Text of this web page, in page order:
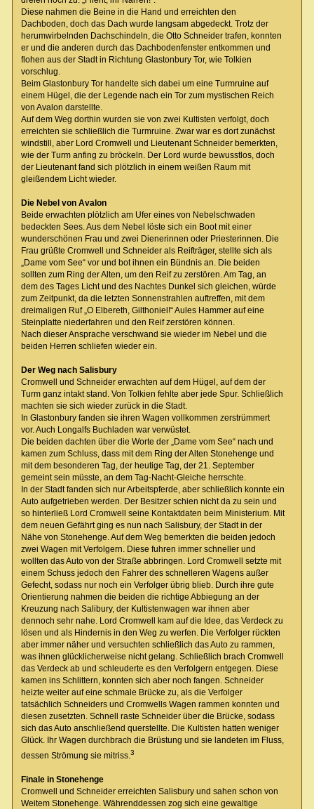
Diese nahmen die Beine in die Hand und erreichten den
Dachboden, doch das Dach wurde langsam abgedeckt. Trotz der
herumwirbelnden Dachschindeln, die Otto Schneider trafen, konnten
er und die anderen durch das Dachbodenfenster entkommen und
flohen aus der Stadt in Richtung Glastonbury Tor, wie Tolkien
vorschlug.
Beim Glastonbury Tor handelte sich dabei um eine Turmruine auf
einem Hügel, die der Legende nach ein Tor zum mystischen Reich
von Avalon darstellte.
Auf dem Weg dorthin wurden sie von zwei Kultisten verfolgt, doch
erreichten sie schließlich die Turmruine. Zwar war es dort zunächst
windstill, aber Lord Cromwell und Lieutenant Schneider bemerkten,
wie der Turm anfing zu bröckeln. Der Lord wurde bewusstlos, doch
der Lieutenant fand sich plötzlich in einem weißen Raum mit
gleißendem Licht wieder.
Die Nebel von Avalon
Beide erwachten plötzlich am Ufer eines von Nebelschwaden
bedeckten Sees. Aus dem Nebel löste sich ein Boot mit einer
wunderschönen Frau und zwei Dienerinnen oder Priesterinnen. Die
Frau grüßte Cromwell und Schneider als Reifträger, stellte sich als
„Dame vom See“ vor und bot ihnen ein Bündnis an. Die beiden
sollten zum Ring der Alten, um den Reif zu zerstören. Am Tag, an
dem des Tages Licht und des Nachtes Dunkel sich gleichen, würde
zum Zeitpunkt, da die letzten Sonnenstrahlen auftreffen, mit dem
dreimaligen Ruf „O Elbereth, Gilthoniel!“ Aules Hammer auf eine
Steinplatte niederfahren und den Reif zerstören können.
Nach dieser Ansprache verschwand sie wieder im Nebel und die
beiden Herren schliefen wieder ein.
Der Weg nach Salisbury
Cromwell und Schneider erwachten auf dem Hügel, auf dem der
Turm ganz intakt stand. Von Tolkien fehlte aber jede Spur. Schließlich
machten sie sich wieder zurück in die Stadt.
In Glastonbury fanden sie ihren Wagen vollkommen zerstrümmert
vor. Auch Longalfs Buchladen war verwüstet.
Die beiden dachten über die Worte der „Dame vom See“ nach und
kamen zum Schluss, dass mit dem Ring der Alten Stonehenge und
mit dem besonderen Tag, der heutige Tag, der 21. September
gemeint sein müsste, an dem Tag-Nacht-Gleiche herrschte.
In der Stadt fanden sich nur Arbeitspferde, aber schließlich konnte ein
Auto aufgetrieben werden. Der Besitzer schien nicht da zu sein und
so hinterließ Lord Cromwell seine Kontaktdaten beim Ministerium. Mit
dem neuen Gefährt ging es nun nach Salisbury, der Stadt in der
Nähe von Stonehenge. Auf dem Weg bemerkten die beiden jedoch
zwei Wagen mit Verfolgern. Diese fuhren immer schneller und
wollten das Auto von der Straße abbringen. Lord Cromwell setzte mit
einem Schuss jedoch den Fahrer des schnelleren Wagens außer
Gefecht, sodass nur noch ein Verfolger übrig blieb. Durch ihre gute
Orientierung nahmen die beiden die richtige Abbiegung an der
Kreuzung nach Salibury, der Kultistenwagen war ihnen aber
dennoch sehr nahe. Lord Cromwell kam auf die Idee, das Verdeck zu
lösen und als Hindernis in den Weg zu werfen. Die Verfolger rückten
aber immer näher und versuchten schließlich das Auto zu rammen,
was ihnen glücklicherweise nicht gelang. Schließlich brach Cromwell
das Verdeck ab und schleuderte es den Verfolgern entgegen. Diese
kamen ins Schlittern, konnten sich aber noch fangen. Schneider
heizte weiter auf eine schmale Brücke zu, als die Verfolger
tatsächlich Schneiders und Cromwells Wagen rammen konnten und
diesen zusetzten. Schnell raste Schneider über die Brücke, sodass
sich das Auto anschließend querstellte. Die Kultisten hatten weniger
Glück. Ihr Wagen durchbrach die Brüstung und sie landeten im Fluss,
dessen Strömung sie mitriss. 3
Finale in Stonehenge
Cromwell und Schneider erreichten Salisbury und sahen schon von
Weitem Stonehenge. Währenddessen zog sich eine gewaltige